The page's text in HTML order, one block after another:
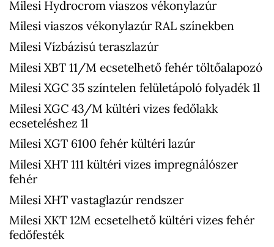
Milesi Hydrocrom viaszos vékonylazúr
Milesi viaszos vékonylazúr RAL színekben
Milesi Vízbázisú teraszlazúr
Milesi XBT 11/M ecsetelhető fehér töltőalapozó
Milesi XGC 35 színtelen felületápoló folyadék 1l
Milesi XGC 43/M kültéri vizes fedőlakk
ecseteléshez 1l
Milesi XGT 6100 fehér kültéri lazúr
Milesi XHT 111 kültéri vizes impregnálószer
fehér
Milesi XHT vastaglazúr rendszer
Milesi XKT 12M ecsetelhető kültéri vizes fehér
fedőfesték